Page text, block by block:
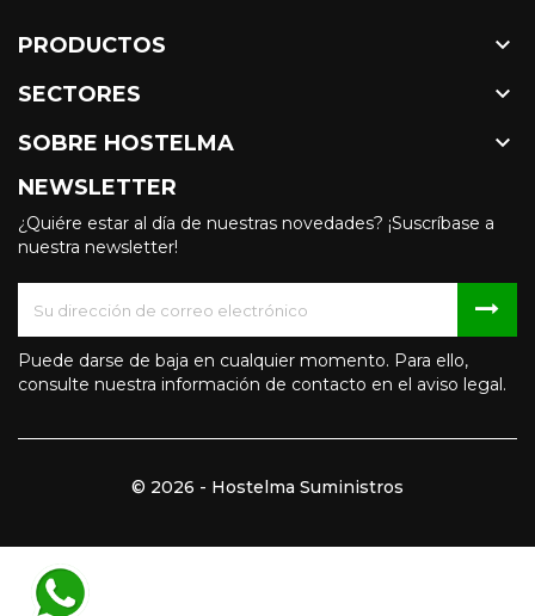
PRODUCTOS 
SECTORES 
SOBRE HOSTELMA 
NEWSLETTER
¿Quiére estar al día de nuestras novedades? ¡Suscríbase a
nuestra newsletter!
Puede darse de baja en cualquier momento. Para ello,
consulte nuestra información de contacto en el aviso legal.
© 2026 - Hostelma Suministros